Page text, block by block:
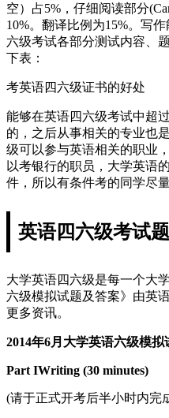
空）占5%，仔细阅读部分
10%。翻译比例为15%。写
六级考试各部分测试内容、
下表：
考英语四六级证书的好处
能够在英语四六级考试中超
的，之后从事相关的专业也
级可以参与英语相关的职业
以考银行的职员，大学英语
件，所以有条件考的同学尽
英语四六级考试
大学英语四六级是每一个大
六级模拟试题及答案》由英
更多资讯。
2014年6月大学英语六级模
Part IWriting (30 minutes)
(请于正式开考后半小时内完